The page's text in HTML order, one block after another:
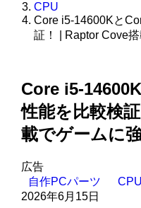
CPU
Core i5-14600Kと
証！ | Raptor Cove
Core i5-
性能を比較検
載でゲームに
広告
自作PCパーツ
CPU
2026年6月15日